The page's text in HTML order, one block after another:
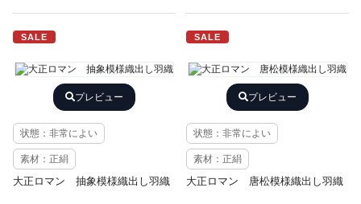
SALE
プレビュー
状態：非常によい
素材：正絹
大正ロマン 抽象模様織出し羽織
SALE
プレビュー
状態：非常によい
素材：正絹
大正ロマン 唐松模様織出し羽織